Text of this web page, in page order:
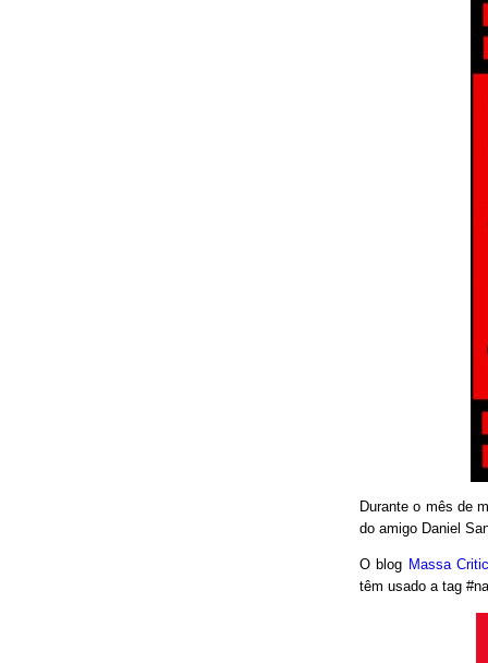
Durante o mês de
do amigo Daniel
O blog Massa
têm usado a tag